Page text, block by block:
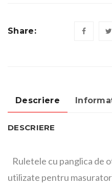
Share:
Descriere
DESCRIERE
Ruletele cu panglica de
utilizate pentru